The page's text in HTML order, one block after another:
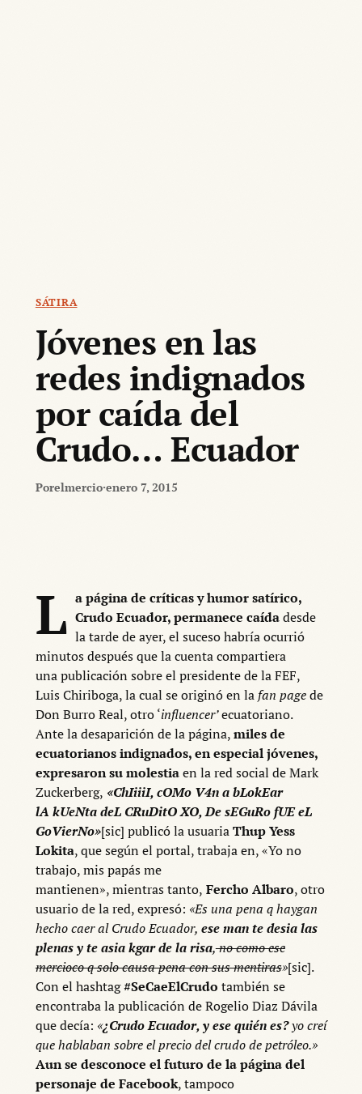
SÁTIRA
Jóvenes en las
redes indignados
por caída del
Crudo… Ecuador
Porelmercio·enero 7, 2015
L a página de críticas y humor satírico,
Crudo Ecuador, permanece caídadesde
la tarde de ayer, el suceso habría ocurrió
minutos después que la cuenta compartiera
una publicación sobre el presidente de la FEF,
Luis Chiriboga, la cual se originó en lafan pagede
Don Burro Real, otro ‘influencer’ecuatoriano.
Ante la desaparición de la página,miles de
ecuatorianos indignados, en especial jóvenes,
expresaron su molestiaen la red social de Mark
Zuckerberg, «ChIiiiI, cOMo V4n a bLokEar
lA kUeNta deL CRuDitO XO, De sEGuRo fUE eL
GoVierNo»[sic] publicó la usuariaThup Yess
Lokita, que según el portal, trabaja en, «Yo no
trabajo, mis papás me
mantienen», mientras tanto, Fercho Albaro, otro
usuario de la red, expresó: «Es una pena q haygan
hecho caer al Crudo Ecuador, ese man te desia las
plenas y te asia kgar de la risa,no como ese
mercioco q solo causa pena con sus mentiras»[sic].
Con el hashtag#SeCaeElCrudo también se
encontraba la publicación de Rogelio Diaz Dávila
que decía: «¿Crudo Ecuador, y ese quién es?yo creí
que hablaban sobre el precio del crudo de petróleo.»
Aun se desconoce el futuro de la página del
personaje de Facebook, tampoco